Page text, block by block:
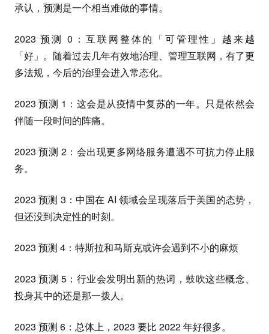
承认，预测是一个相当难做的事情。
2023 预测 0：互联网整体的「可管理性」越来越
「好」。随着过去几年有效地治理、管理互联网，有了更
多法规，今后的治理会进入常态化。
2023 预测 1：这会是从疫情中复苏的一年。只是依然会
伴随一段时间的阵痛。
2023 预测 2：会出现更多网络服务遭遇不可抗力停止服
务。
2023 预测 3：中国在 AI 领域会呈现落后于美国的态势，
但还没到决定性的时刻。
2023 预测 4：特斯拉和马斯克或许会遇到不小的麻烦
2023 预测 5：行业会发明出新的热词，鼓吹这些概念、
投身其中的还是那一拨人。
2023 预测 6：总体上，2023 要比 2022 年好很多。